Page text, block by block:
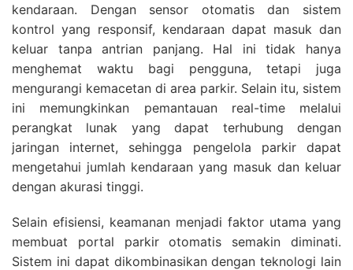
kendaraan. Dengan sensor otomatis dan sistem
kontrol yang responsif, kendaraan dapat masuk dan
keluar tanpa antrian panjang. Hal ini tidak hanya
menghemat waktu bagi pengguna, tetapi juga
mengurangi kemacetan di area parkir. Selain itu, sistem
ini memungkinkan pemantauan real-time melalui
perangkat lunak yang dapat terhubung dengan
jaringan internet, sehingga pengelola parkir dapat
mengetahui jumlah kendaraan yang masuk dan keluar
dengan akurasi tinggi.
Selain efisiensi, keamanan menjadi faktor utama yang
membuat portal parkir otomatis semakin diminati.
Sistem ini dapat dikombinasikan dengan teknologi lain